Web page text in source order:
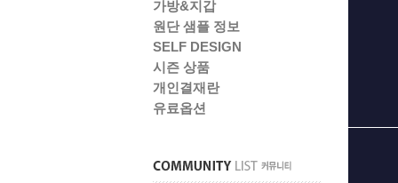
가방&지갑
원단 샘플 정보
SELF DESIGN
시즌 상품
개인결재란
유료옵션